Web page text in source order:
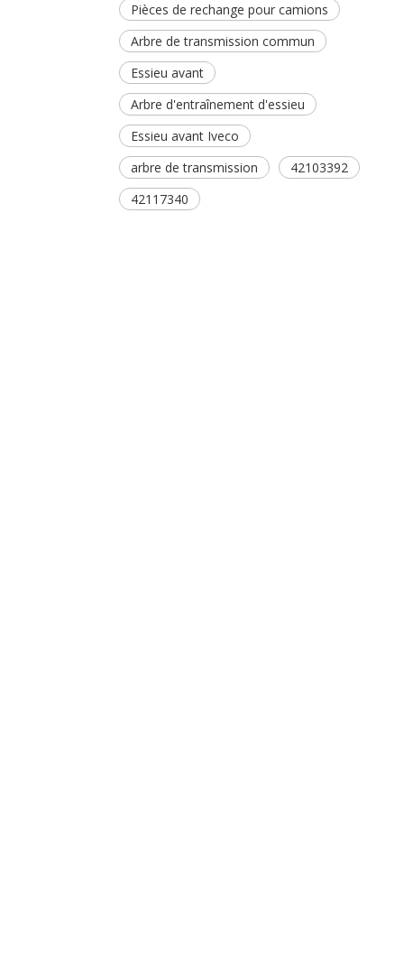
Pièces de rechange pour camions
Arbre de transmission commun
Essieu avant
Arbre d'entraînement d'essieu
Essieu avant Iveco
arbre de transmission
42103392
42117340